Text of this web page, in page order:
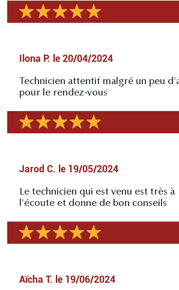
Ilona P. le 20/04/2024
Technicien attentif malgré un peu
pour le rendez-vous
Jarod C. le 19/05/2024
Le technicien qui est venu est très à
l'écoute et donne de bon conseils
Aïcha T. le 19/06/2024